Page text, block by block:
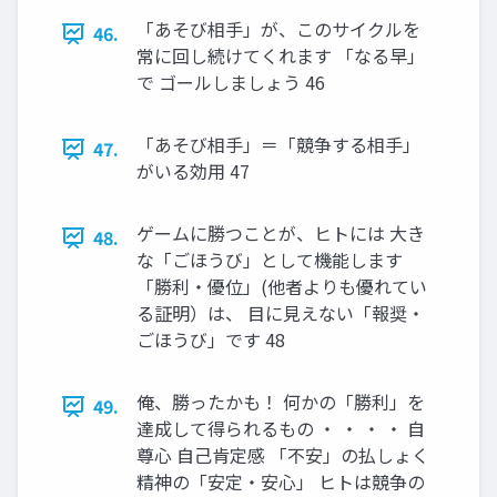
46.
「あそび相手」が、このサイクルを
常に回し続けてくれます 「なる早」
で ゴールしましょう 46
47.
「あそび相手」＝「競争する相手」
がいる効用 47
48.
ゲームに勝つことが、ヒトには 大き
な「ごほうび」として機能します
「勝利・優位」(他者よりも優れてい
る証明）は、 目に見えない「報奨・
ごほうび」です 48
49.
俺、勝ったかも！ 何かの「勝利」を
達成して得られるもの ・ ・ ・ ・ 自
尊心 自己肯定感 「不安」の払しょく
精神の「安定・安心」 ヒトは競争の